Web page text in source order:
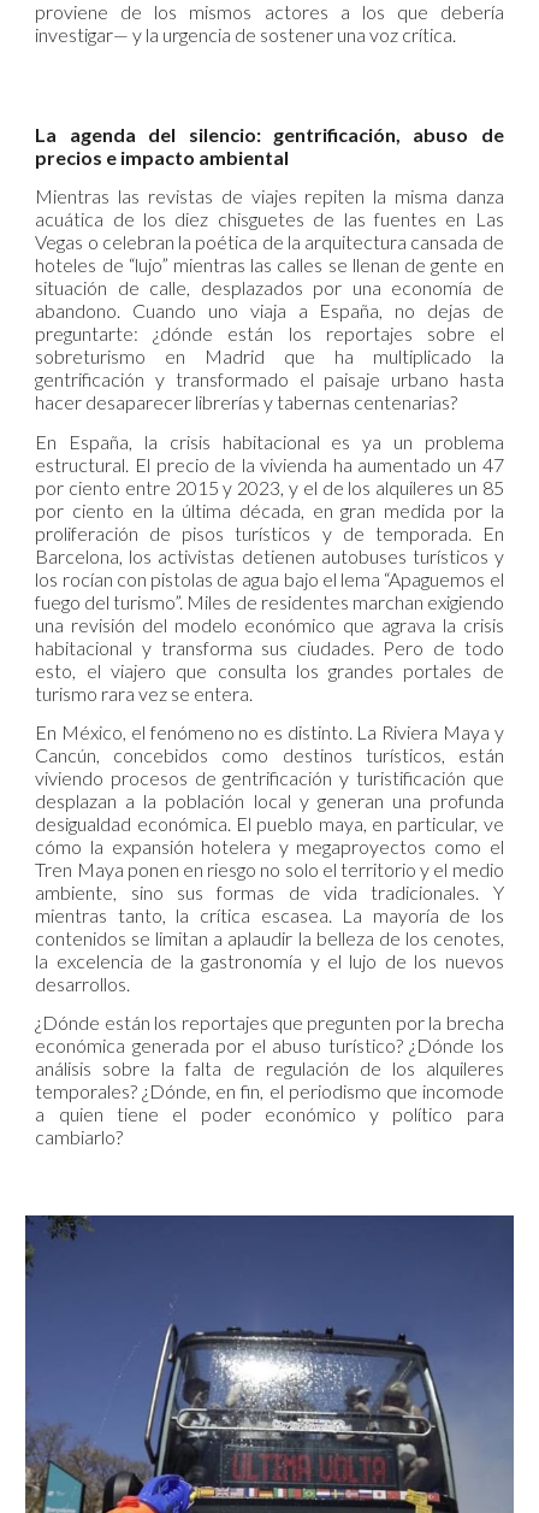
proviene de los mismos actores a los que debería
investigar— y la urgencia de sostener una voz crítica.
La agenda del silencio: gentrificación, abuso de
precios e impacto ambiental
Mientras las revistas de viajes repiten la misma danza
acuática de los diez chisguetes de las fuentes en Las
Vegas o celebran la poética de la arquitectura cansada de
hoteles de “lujo” mientras las calles se llenan de gente en
situación de calle, desplazados por una economía de
abandono. Cuando uno viaja a España, no dejas de
preguntarte: ¿dónde están los reportajes sobre el
sobreturismo en Madrid que ha multiplicado la
gentrificación y transformado el paisaje urbano hasta
hacer desaparecer librerías y tabernas centenarias?
En España, la crisis habitacional es ya un problema
estructural. El precio de la vivienda ha aumentado un 47
por ciento entre 2015 y 2023, y el de los alquileres un 85
por ciento en la última década, en gran medida por la
proliferación de pisos turísticos y de temporada. En
Barcelona, los activistas detienen autobuses turísticos y
los rocían con pistolas de agua bajo el lema “Apaguemos el
fuego del turismo”. Miles de residentes marchan exigiendo
una revisión del modelo económico que agrava la crisis
habitacional y transforma sus ciudades. Pero de todo
esto, el viajero que consulta los grandes portales de
turismo rara vez se entera.
En México, el fenómeno no es distinto. La Riviera Maya y
Cancún, concebidos como destinos turísticos, están
viviendo procesos de gentrificación y turistificación que
desplazan a la población local y generan una profunda
desigualdad económica. El pueblo maya, en particular, ve
cómo la expansión hotelera y megaproyectos como el
Tren Maya ponen en riesgo no solo el territorio y el medio
ambiente, sino sus formas de vida tradicionales. Y
mientras tanto, la crítica escasea. La mayoría de los
contenidos se limitan a aplaudir la belleza de los cenotes,
la excelencia de la gastronomía y el lujo de los nuevos
desarrollos.
¿Dónde están los reportajes que pregunten por la brecha
económica generada por el abuso turístico? ¿Dónde los
análisis sobre la falta de regulación de los alquileres
temporales? ¿Dónde, en fin, el periodismo que incomode
a quien tiene el poder económico y político para
cambiarlo?